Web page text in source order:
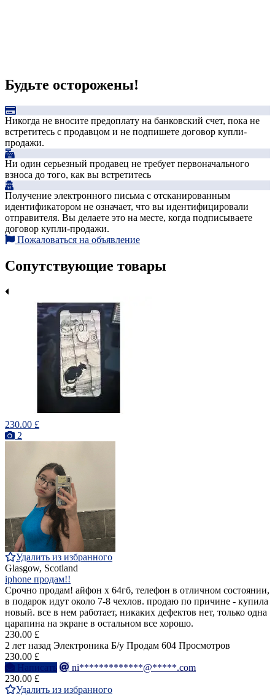
Будьте осторожены!
Никогда не вносите предоплату на банковский счет, пока не
встретитесь с продавцом и не подпишете договор купли-
продажи.
Ни один серьезный продавец не требует первоначального
взноса до того, как вы встретитесь
Получение электронного письма с отсканированным
идентификатором не означает, что вы идентифицировали
отправителя. Вы делаете это на месте, когда подписываете
договор купли-продажи.
Пожаловаться на объявление
Сопутствующие товары
230.00 £
2
Удалить из избранного
Glasgow, Scotland
iphone продам!!
Срочно продам! айфон х 64гб, телефон в отличном состоянии,
в подарок идут около 7-8 чехлов. продаю по причине - купила
новый. все в нем работает, никаких дефектов нет, только одна
царапина на экране в остальном все хорошо.
230.00 £
2 лет назад Электроника Б/у Продам 604 Просмотров
230.00 £
Написать
ni*************@*****.com
230.00 £
Удалить из избранного